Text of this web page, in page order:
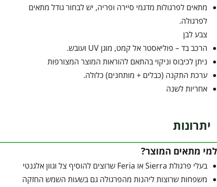
מתאים לפרגולות מדגמי סיירה ופריה, יש לבחור גודל מתאים
לפרגולה.
צבע לבן
הרכב בד – פוליאסטר אל קמט, מוגן UV ועובש.
ניתן לכיבוס וניקוי בהתאם להוראות המוצר המצורפות
ערכת התקנה (כבלים + מותחנים) כלולה.
אחריות לשנה
יתרונות
למי מתאים המוצר?
בעלי פרגולת Sierra או Feria שרוצים להוסיף צל וגוון אלגנטי
משפחות שרוצות ליהנות מהפרגולה גם בשעות השמש החזקה